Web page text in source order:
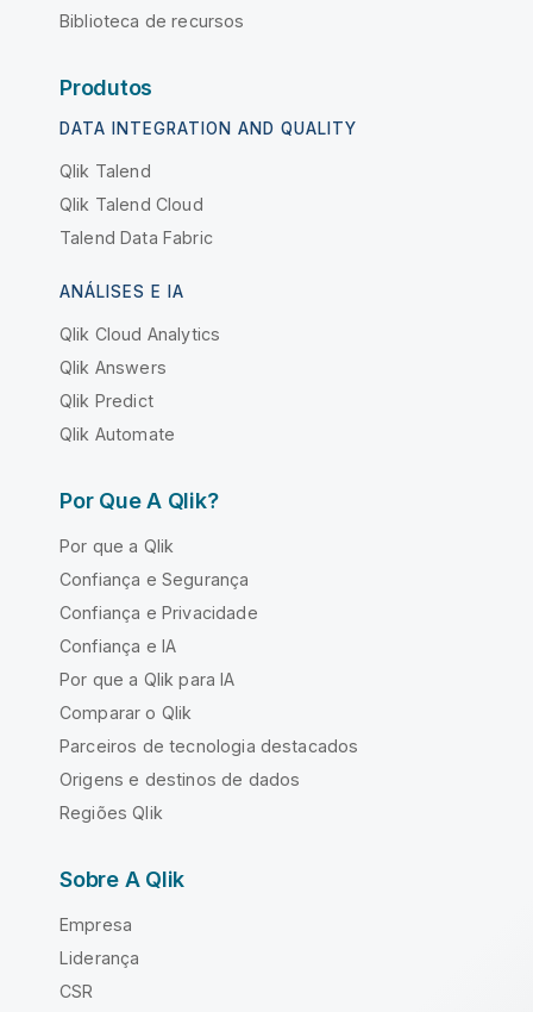
Biblioteca de recursos
Produtos
DATA INTEGRATION AND QUALITY
Qlik Talend
Qlik Talend Cloud
Talend Data Fabric
ANÁLISES E IA
Qlik Cloud Analytics
Qlik Answers
Qlik Predict
Qlik Automate
Por Que A Qlik?
Por que a Qlik
Confiança e Segurança
Confiança e Privacidade
Confiança e IA
Por que a Qlik para IA
Comparar o Qlik
Parceiros de tecnologia destacados
Origens e destinos de dados
Regiões Qlik
Sobre A Qlik
Empresa
Liderança
CSR